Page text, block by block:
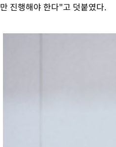
만 진행해야 한다"고 덧붙였다.